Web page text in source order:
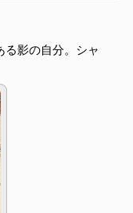
る影の自分。シャ